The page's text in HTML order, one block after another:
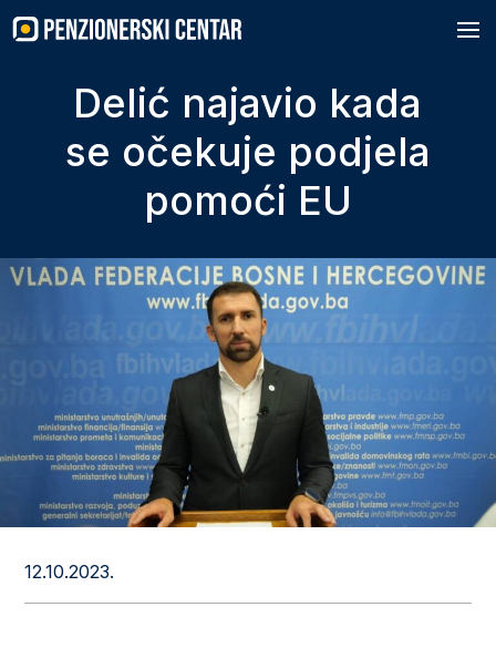
to
content
Delić najavio kada
se očekuje podjela
pomoći EU
12.10.2023.